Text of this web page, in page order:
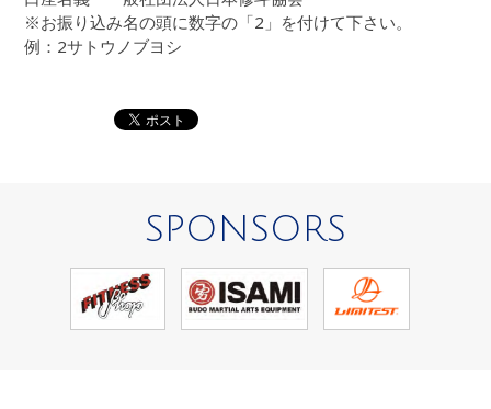
※お振り込み名の頭に数字の「2」を付けて下さい。
例：2サトウノブヨシ
SPONSORS